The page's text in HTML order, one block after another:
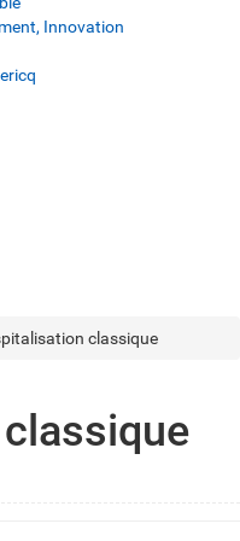
Innovation
classique